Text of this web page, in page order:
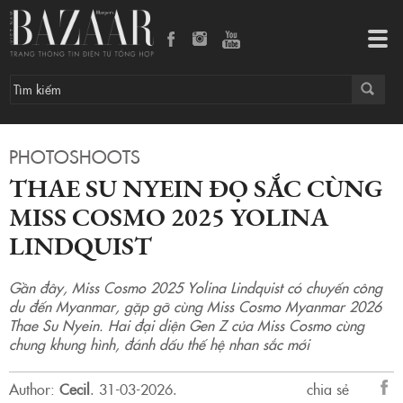
PHOTOSHOOTS
THAE SU NYEIN ĐỌ SẮC CÙNG
MISS COSMO 2025 YOLINA
LINDQUIST
Gần đây, Miss Cosmo 2025 Yolina Lindquist có chuyến công
du đến Myanmar, gặp gỡ cùng Miss Cosmo Myanmar 2026
Thae Su Nyein. Hai đại diện Gen Z của Miss Cosmo cùng
chung khung hình, đánh dấu thế hệ nhan sắc mới
Author: Cecil. 31-03-2026.
chia sẻ